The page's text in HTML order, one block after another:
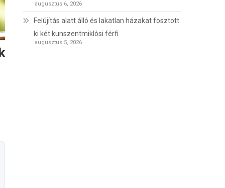
augusztus 6, 2026
Felújítás alatt álló és lakatlan házakat fosztott
ki két kunszentmiklósi férfi
augusztus 5, 2026